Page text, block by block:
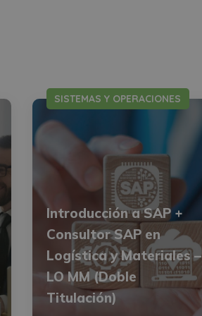
SISTEMAS Y OPERACIONES
Introducción a SAP +
Consultor SAP en
Logística y Materiales –
LO MM (Doble
Titulación)